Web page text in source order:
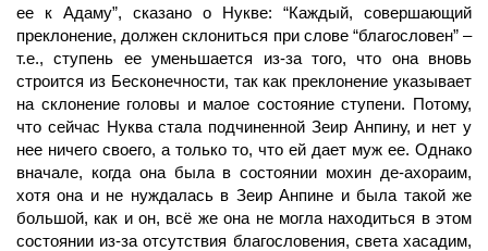
ее к Адаму”, сказано о Нукве: “Каждый, совершающий
преклонение, должен склониться при слове “благословен” –
т.е., ступень ее уменьшается из-за того, что она вновь
строится из Бесконечности, так как преклонение указывает
на склонение головы и малое состояниеступени. Потому,
что сейчас Нуквастала подчиненной Зеир Анпину, и нет у
нее ничего своего, а только то, что ей дает муж ее. Однако
вначале, когда она была в состоянии мохин де-ахораим,
хотя она и не нуждалась в Зеир Анпине и была такой же
большой, как и он, всё же она не могла находиться в этом
состоянии из-за отсутствия благословения, света хасадим,